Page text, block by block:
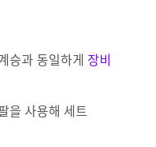
승과 동일하게 장비
을 사용해 세트